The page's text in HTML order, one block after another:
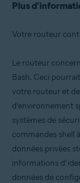
Plus
Votre routeur
Le routeur
Bash. Ceci
votre routeur et
d’environnement
systèmes de
commandes shell
données privées
informations
données de